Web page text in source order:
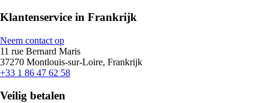
Klantenservice in Frankrijk
Neem contact op
11 rue Bernard Maris
37270 Montlouis-sur-Loire, Frankrijk
+33 1 86 47 62 58
Veilig betalen